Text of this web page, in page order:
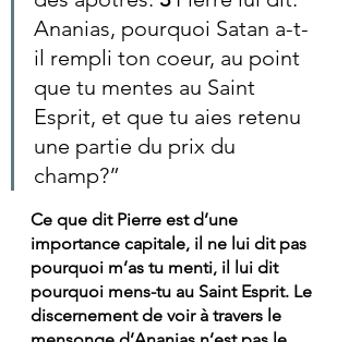
Ananias, pourquoi Satan a-t-
il rempli ton coeur, au point
que tu mentes au Saint
Esprit, et que tu aies retenu
une partie du prix du
champ?”
Ce que dit Pierre est d’une
importance capitale, il ne lui dit pas
pourquoi m’as tu menti, il lui dit
pourquoi mens-tu au Saint Esprit. Le
discernement de voir à travers le